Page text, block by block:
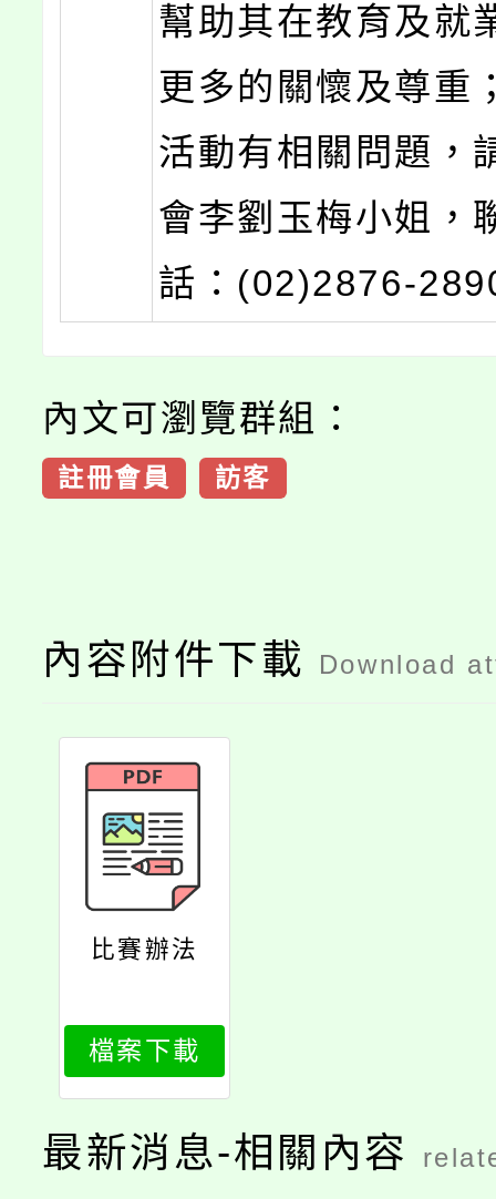
幫助其在教育及就
更多的關懷及尊重
活動有相關問題，
會李劉玉梅小姐，
話：(02)2876-
內文可瀏覽群組：
註冊會員 訪客
內容附件下載 Download
比賽辦法
檔案下載
最新消息-相關內容